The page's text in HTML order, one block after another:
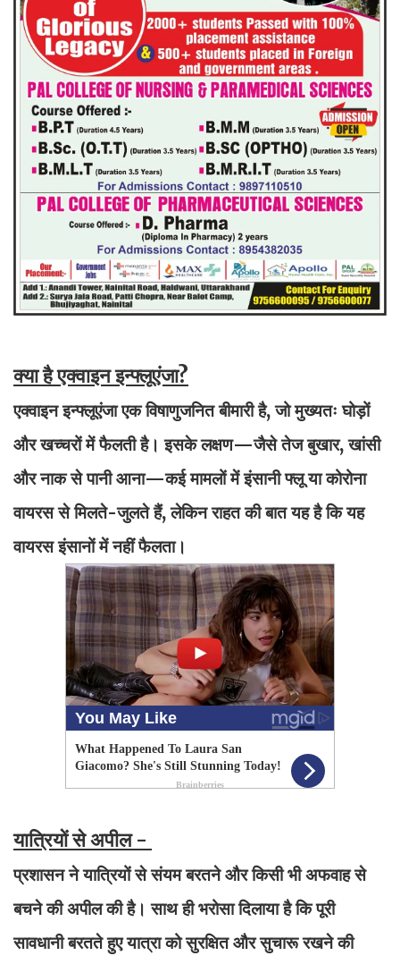
क्या है एक्वाइन इन्फ्लूएंजा?
एक्वाइन इन्फ्लूएंजा एक विषाणुजनित बीमारी है, जो मुख्यतः घोड़ों
और खच्चरों में फैलती है। इसके लक्षण—जैसे तेज बुखार, खांसी
और नाक से पानी आना—कई मामलों में इंसानी फ्लू या कोरोना
वायरस से मिलते-जुलते हैं, लेकिन राहत की बात यह है कि यह
वायरस इंसानों में नहीं फैलता।
यात्रियों से अपील -
प्रशासन ने यात्रियों से संयम बरतने और किसी भी अफवाह से
बचने की अपील की है। साथ ही भरोसा दिलाया है कि पूरी
सावधानी बरतते हुए यात्रा को सुरक्षित और सुचारू रखने की